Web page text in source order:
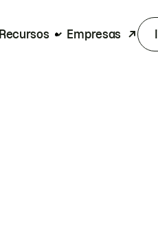
Recursos Empresas